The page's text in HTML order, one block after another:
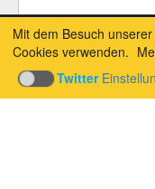
Mit dem Besuch
Cookies verwenden.
Twitter